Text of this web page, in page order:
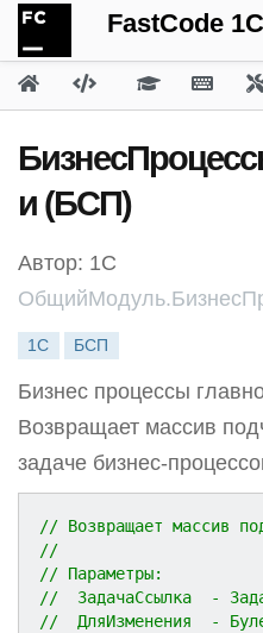
FastCode 1C
и (БСП)
Автор: 1С
1С БСП
Бизнес процессы
Возвращает массив
задаче бизнес-
// Возвращает массив
//
// Параметры:
//  ЗадачаСсылка  -
//  ДляИзменения  -